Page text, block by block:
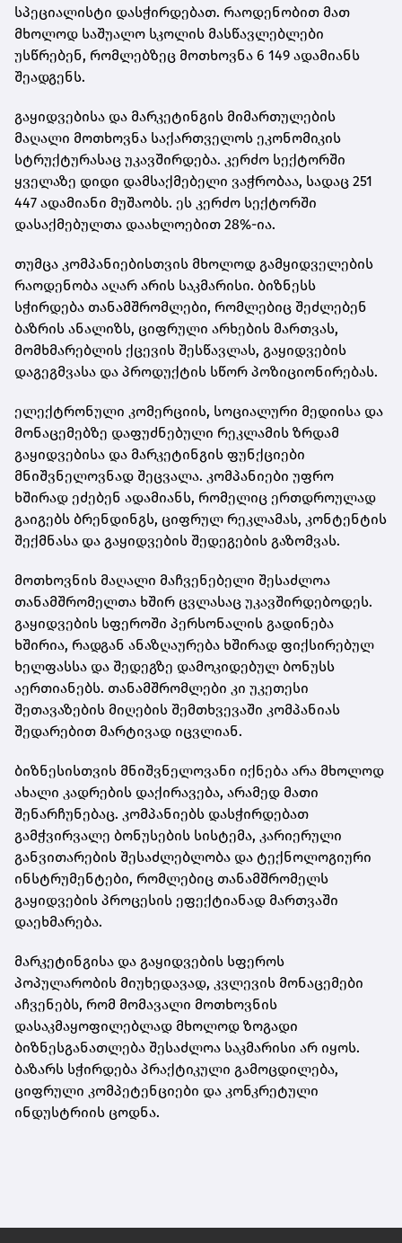
სპეციალისტი დასჭირდებათ. რაოდენობით მათ
მხოლოდ საშუალო სკოლის მასწავლებლები
უსწრებენ, რომლებზეც მოთხოვნა 6 149 ადამიანს
შეადგენს.
გაყიდვებისა და მარკეტინგის მიმართულების
მაღალი მოთხოვნა საქართველოს ეკონომიკის
სტრუქტურასაც უკავშირდება. კერძო სექტორში
ყველაზე დიდი დამსაქმებელი ვაჭრობაა, სადაც 251
447 ადამიანი მუშაობს. ეს კერძო სექტორში
დასაქმებულთა დაახლოებით 28%-ია.
თუმცა კომპანიებისთვის მხოლოდ გამყიდველების
რაოდენობა აღარ არის საკმარისი. ბიზნესს
სჭირდება თანამშრომლები, რომლებიც შეძლებენ
ბაზრის ანალიზს, ციფრული არხების მართვას,
მომხმარებლის ქცევის შესწავლას, გაყიდვების
დაგეგმვასა და პროდუქტის სწორ პოზიციონირებას.
ელექტრონული კომერციის, სოციალური მედიისა და
მონაცემებზე დაფუძნებული რეკლამის ზრდამ
გაყიდვებისა და მარკეტინგის ფუნქციები
მნიშვნელოვნად შეცვალა. კომპანიები უფრო
ხშირად ეძებენ ადამიანს, რომელიც ერთდროულად
გაიგებს ბრენდინგს, ციფრულ რეკლამას, კონტენტის
შექმნასა და გაყიდვების შედეგების გაზომვას.
მოთხოვნის მაღალი მაჩვენებელი შესაძლოა
თანამშრომელთა ხშირ ცვლასაც უკავშირდებოდეს.
გაყიდვების სფეროში პერსონალის გადინება
ხშირია, რადგან ანაზღაურება ხშირად ფიქსირებულ
ხელფასსა და შედეგზე დამოკიდებულ ბონუსს
აერთიანებს. თანამშრომლები კი უკეთესი
შეთავაზების მიღების შემთხვევაში კომპანიას
შედარებით მარტივად იცვლიან.
ბიზნესისთვის მნიშვნელოვანი იქნება არა მხოლოდ
ახალი კადრების დაქირავება, არამედ მათი
შენარჩუნებაც. კომპანიებს დასჭირდებათ
გამჭვირვალე ბონუსების სისტემა, კარიერული
განვითარების შესაძლებლობა და ტექნოლოგიური
ინსტრუმენტები, რომლებიც თანამშრომელს
გაყიდვების პროცესის ეფექტიანად მართვაში
დაეხმარება.
მარკეტინგისა და გაყიდვების სფეროს
პოპულარობის მიუხედავად, კვლევის მონაცემები
აჩვენებს, რომ მომავალი მოთხოვნის
დასაკმაყოფილებლად მხოლოდ ზოგადი
ბიზნესგანათლება შესაძლოა საკმარისი არ იყოს.
ბაზარს სჭირდება პრაქტიკული გამოცდილება,
ციფრული კომპეტენციები და კონკრეტული
ინდუსტრიის ცოდნა.